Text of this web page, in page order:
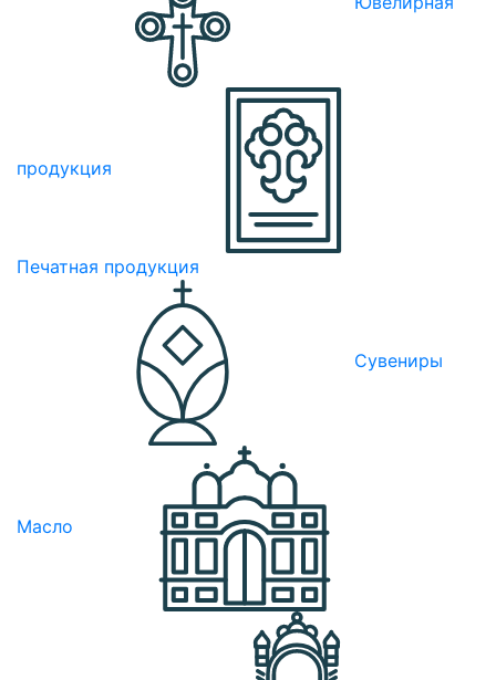
продукция
Печатная продукция
Сувениры
Масло